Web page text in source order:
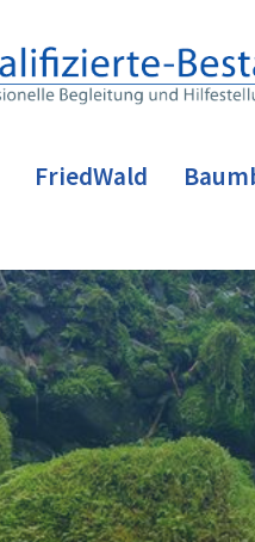
FriedWald